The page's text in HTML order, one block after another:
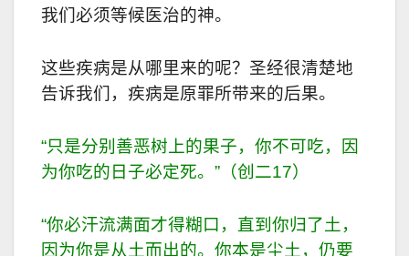
我们必须等候医治的神。
这些疾病是从哪里来的呢？圣经很清楚地
告诉我们，疾病是原罪所带来的后果。
“只是分别善恶树上的果子，你不可吃，因
为你吃的日子必定死。”（创二17）
“你必汗流满面才得糊口，直到你归了土，
因为你是从土而出的。你本是尘土，仍要